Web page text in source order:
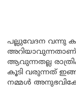
പല്ലുവേദന വന്നു
ആവുന്നതല്ല
കൂടി വരുന്നത്
നമ്മൾ